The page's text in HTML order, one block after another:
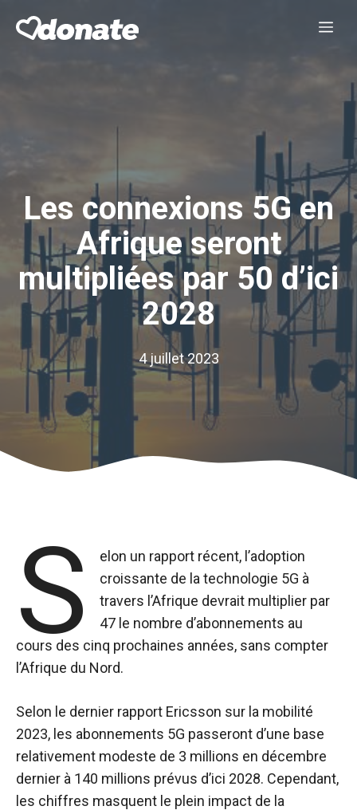
Les connexions 5G en
Afrique seront
multipliées par 50 d’ici
2028
4 juillet 2023
S
elon un rapport récent, l’adoption
croissante de la technologie 5G à
travers l’Afrique devrait multiplier par
47 le nombre d’abonnements au
cours des cinq prochaines années, sans compter
l’Afrique du Nord.
Selon le dernier rapport Ericsson sur la mobilité
2023, les abonnements 5G passeront d’une base
relativement modeste de 3 millions en décembre
dernier à 140 millions prévus d’ici 2028. Cependant,
les chiffres masquent le plein impact de la